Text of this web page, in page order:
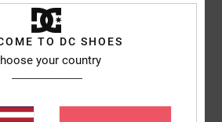
calidad-precio
4 /5
TO DC SHOES
your country